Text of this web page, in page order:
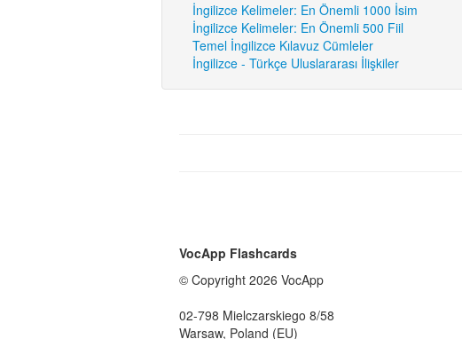
İngilizce Kelimeler: En Önemli 1000 İsim
İngilizce Kelimeler: En Önemli 500 Fiil
Temel İngilizce Kılavuz Cümleler
İngilizce - Türkçe Uluslararası İlişkiler
VocApp Flashcards
© Copyright 2026 VocApp
02-798 Mielczarskiego 8/58
Warsaw, Poland (EU)